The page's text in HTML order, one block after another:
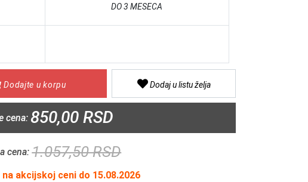
DO 3 MESECA
Dodajte u korpu Dodaj u listu želja
cena: 850,00 RSD
cena:1.057,50 RSD
akcijskoj ceni do 15.08.2026